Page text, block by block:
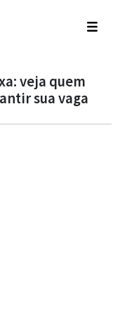
veja quem
sua vaga